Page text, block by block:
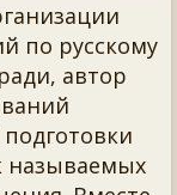
по русскому
автор
называемых